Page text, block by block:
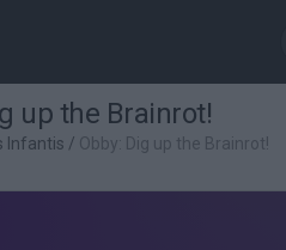
up the Brainrot!
Infantis / Obby: Dig up the Brainrot!